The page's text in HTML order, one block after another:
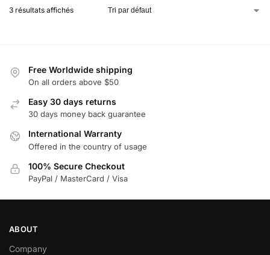
3 résultats affichés
Free Worldwide shipping
On all orders above $50
Easy 30 days returns
30 days money back guarantee
International Warranty
Offered in the country of usage
100% Secure Checkout
PayPal / MasterCard / Visa
ABOUT
Company